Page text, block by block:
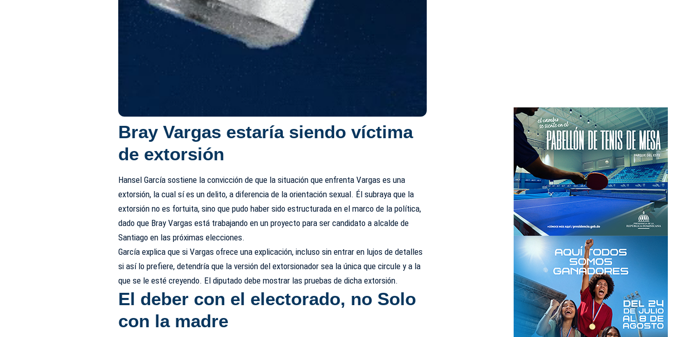
Bray Vargas estaría siendo víctima
de extorsión
Hansel García sostiene la convicción de que la situación queenfrentaVargas es una
extorsión, la cual sí es un delito, a diferencia de la orientación sexual. Él subraya que la
extorsión no es fortuita, sino que pudo haber sido estructurada en el marco de la política,
dado que Bray Vargas está trabajando en un proyecto para ser candidato a alcalde de
Santiago en las próximas elecciones.
García explica que si Vargas ofrece una explicación, incluso sin entrar en lujos de detalles
si así lo prefiere, detendría que la versión del extorsionador sea la única que circule y a la
que se le esté creyendo. El diputado debe mostrar las pruebas de dicha extorsión.
El deber con el electorado, no Solo
con la madre